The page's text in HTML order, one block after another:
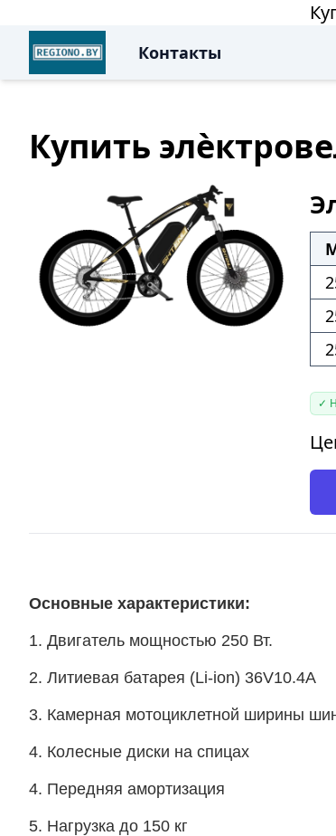
Контакты
Купить
✓
Основные характеристики:
1. Двигатель мощностью 250 Вт.
2. Литиевая батарея (Li-ion) 36V10.4A
3. Камерная мотоциклетной ширины
4. Колесные диски на спицах
4. Передняя амортизация
5. Нагрузка до 150 кг